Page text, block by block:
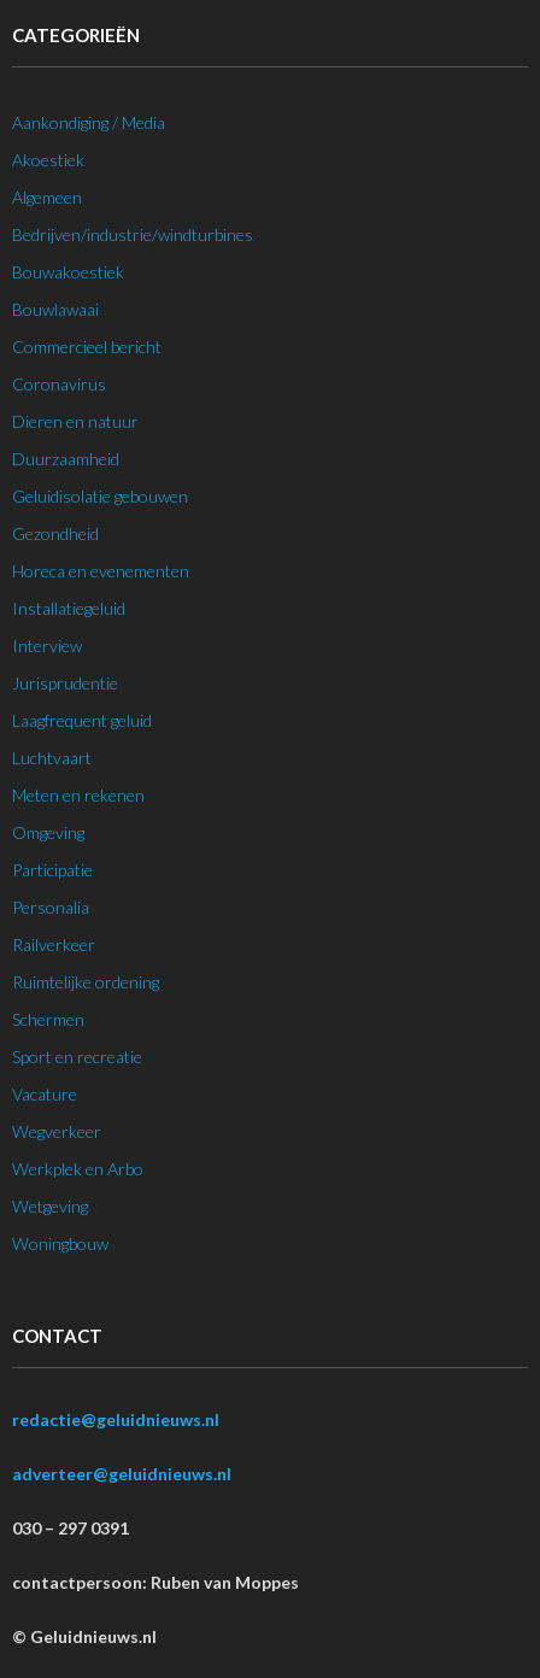
CATEGORIEËN
Aankondiging / Media
Akoestiek
Algemeen
Bedrijven/industrie/windturbines
Bouwakoestiek
Bouwlawaai
Commercieel bericht
Coronavirus
Dieren en natuur
Duurzaamheid
Geluidisolatie gebouwen
Gezondheid
Horeca en evenementen
Installatiegeluid
Interview
Jurisprudentie
Laagfrequent geluid
Luchtvaart
Meten en rekenen
Omgeving
Participatie
Personalia
Railverkeer
Ruimtelijke ordening
Schermen
Sport en recreatie
Vacature
Wegverkeer
Werkplek en Arbo
Wetgeving
Woningbouw
CONTACT
redactie@geluidnieuws.nl
adverteer@geluidnieuws.nl
030 – 297 0391
contactpersoon: Ruben van Moppes
© Geluidnieuws.nl